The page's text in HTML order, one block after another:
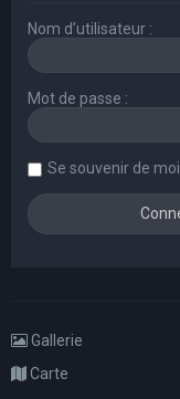
Nom d’utilisateur :
Mot de passe :
Se souvenir de moi
Gallerie
Carte